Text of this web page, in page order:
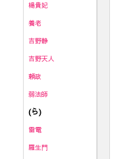
楊貴妃
養老
吉野静
吉野天人
頼政
弱法師
(ら)
雷電
羅生門